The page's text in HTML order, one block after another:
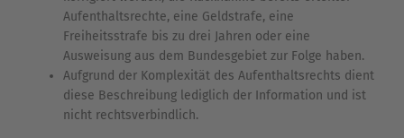
Aufenthaltsrechte, eine Geldstrafe, eine
Freiheitsstrafe bis zu drei Jahren oder eine
Ausweisung aus dem Bundesgebiet zur Folge haben.
Aufgrund der Komplexität des Aufenthaltsrechts dient
diese Beschreibung lediglich der Information und ist
nicht rechtsverbindlich.